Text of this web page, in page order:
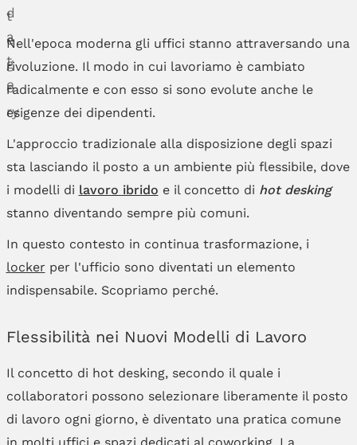
Nell'epoca moderna gli uffici stanno attraversando una
rivoluzione. Il modo in cui lavoriamo è cambiato
radicalmente e con esso si sono evolute anche le
esigenze dei dipendenti.
L'approccio tradizionale alla disposizione degli spazi
sta lasciando il posto a un ambiente più flessibile, dove
i modelli di lavoro ibrido e il concetto di hot desking
stanno diventando sempre più comuni.
In questo contesto in continua trasformazione, i
locker per l'ufficio sono diventati un elemento
indispensabile. Scopriamo perché.
Flessibilità nei Nuovi Modelli di Lavoro
Il concetto di hot desking, secondo il quale i
collaboratori possono selezionare liberamente il posto
di lavoro ogni giorno, è diventato una pratica comune